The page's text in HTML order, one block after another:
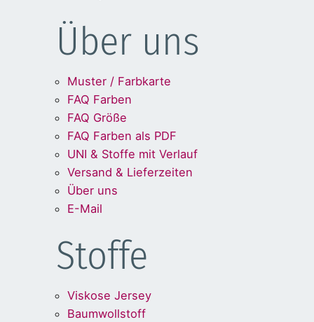
Über uns
Muster / Farbkarte
FAQ Farben
FAQ Größe
FAQ Farben als PDF
UNI & Stoffe mit Verlauf
Versand & Lieferzeiten
Über uns
E-Mail
Stoffe
Viskose Jersey
Baumwollstoff